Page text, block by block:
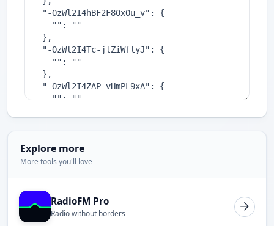
Explore more
More tools you'll love
RadioFM Pro
Radio without borders